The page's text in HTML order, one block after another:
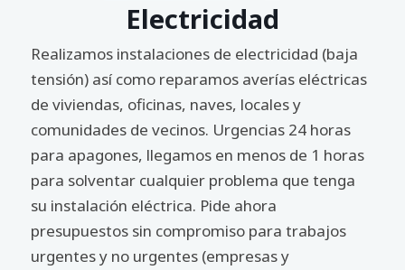
Electricidad
Realizamos instalaciones de electricidad (baja
tensión) así como reparamos averías eléctricas
de viviendas, oficinas, naves, locales y
comunidades de vecinos. Urgencias 24 horas
para apagones, llegamos en menos de 1 horas
para solventar cualquier problema que tenga
su instalación eléctrica. Pide ahora
presupuestos sin compromiso para trabajos
urgentes y no urgentes (empresas y